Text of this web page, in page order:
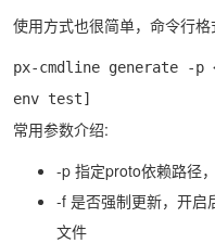
使用方式也很简单，命令行格
px-cmdline generate -
env test]
常用参数介绍:
-p 指定proto依赖路径
-f 是否强制更新，开启
文件